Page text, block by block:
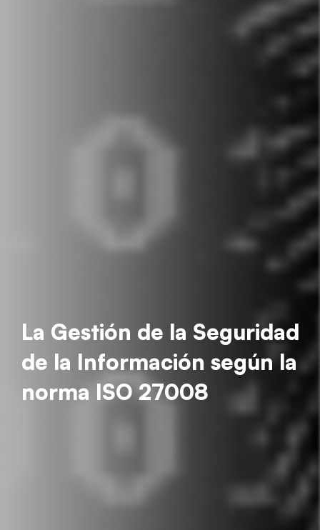
La Gestión de la Seguridad
de la Información según la
norma ISO 27008